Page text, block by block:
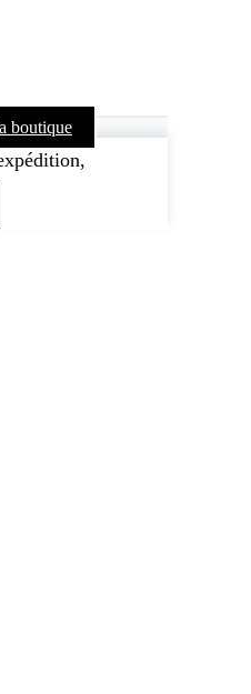
boutique